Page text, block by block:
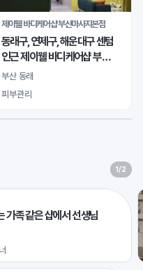
제이웰 바디케어샵 부산마사지본점
동래구, 연제구, 해운대구 센텀
인근 제이웰 바디케어샵 부산
마사지본점 여자 관리사님 모
십니다
부산 동래
피부관리
1/2
가족 같은 샵에서 선생님